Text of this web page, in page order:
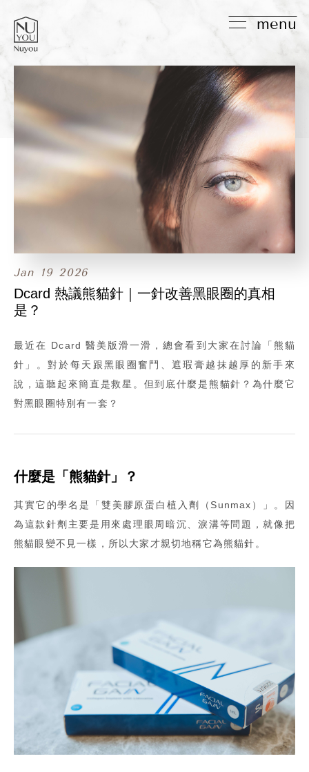
menu
Jan 19 2026
Dcard 熱議熊貓針｜一針改善黑眼圈的真相
是？
最近在 Dcard 醫美版滑一滑，總會看到大家在討論「熊貓
針」。對於每天跟黑眼圈奮鬥、遮瑕膏越抹越厚的新手來
說，這聽起來簡直是救星。但到底什麼是熊貓針？為什麼它
對黑眼圈特別有一套？
什麼是「熊貓針」？
其實它的學名是「雙美膠原蛋白植入劑（Sunmax）」。因
為這款針劑主要是用來處理眼周暗沉、淚溝等問題，就像把
熊貓眼變不見一樣，所以大家才親切地稱它為熊貓針。